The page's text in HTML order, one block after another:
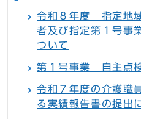
令和８年度 指定地
者及び指定第１号事
ついて
第１号事業 自主点
令和７年度の介護職
る実績報告書の提出